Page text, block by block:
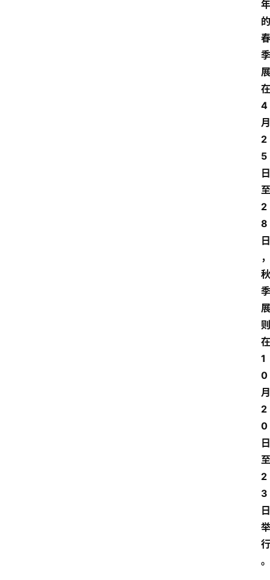
年
的
春
季
展
在
4
月
2
5
日
至
2
8
日
，
秋
季
展
则
在
1
0
月
2
0
日
至
2
3
日
举
行
。